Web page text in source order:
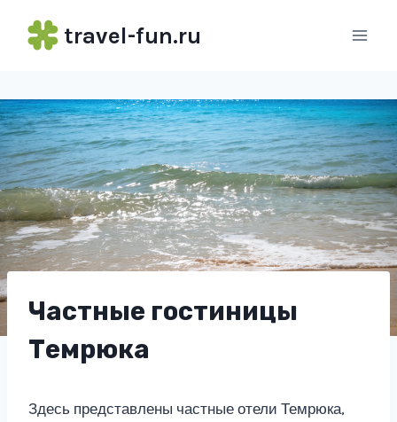
travel-fun.ru
Частные гостиницы
Темрюка
Здесь представлены частные отели Темрюка,